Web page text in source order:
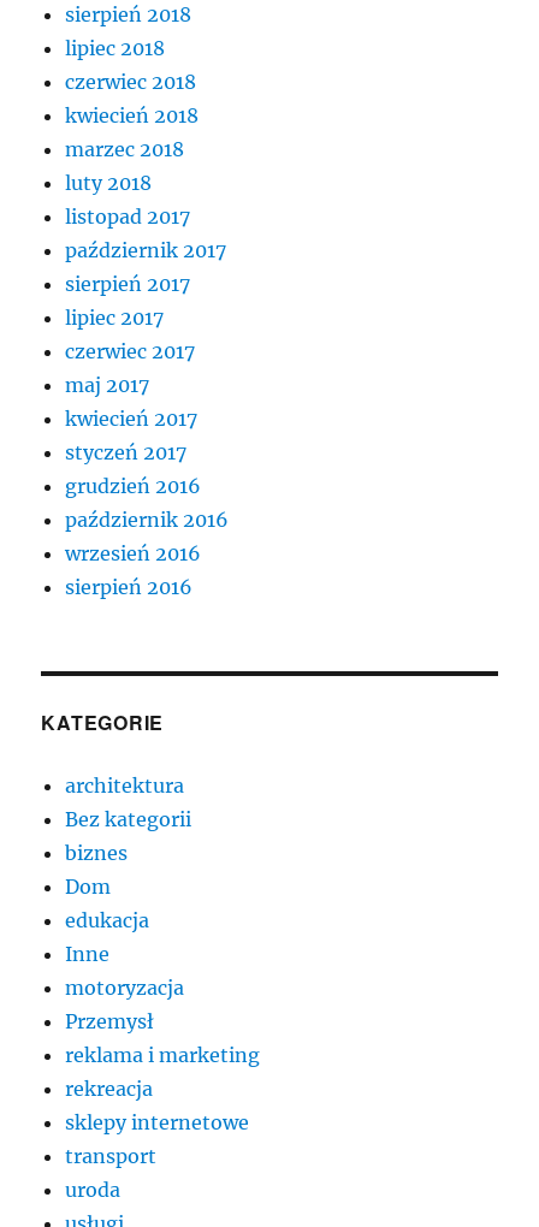
sierpień 2018
lipiec 2018
czerwiec 2018
kwiecień 2018
marzec 2018
luty 2018
listopad 2017
październik 2017
sierpień 2017
lipiec 2017
czerwiec 2017
maj 2017
kwiecień 2017
styczeń 2017
grudzień 2016
październik 2016
wrzesień 2016
sierpień 2016
KATEGORIE
architektura
Bez kategorii
biznes
Dom
edukacja
Inne
motoryzacja
Przemysł
reklama i marketing
rekreacja
sklepy internetowe
transport
uroda